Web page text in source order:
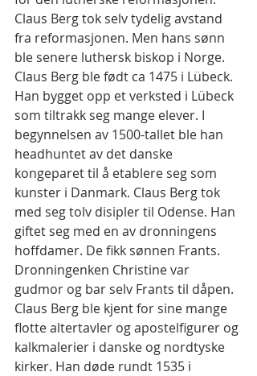
Claus Berg tok selv tydelig avstand
fra reformasjonen. Men hans sønn
ble senere luthersk biskop i Norge.
Claus Berg ble født ca 1475 i Lübeck.
Han bygget opp et verksted i Lübeck
som tiltrakk seg mange elever. I
begynnelsen av 1500-tallet ble han
headhuntet av det danske
kongeparet til å etablere seg som
kunster i Danmark. Claus Berg tok
med seg tolv disipler til Odense. Han
giftet seg med en av dronningens
hoffdamer. De fikk sønnen Frants.
Dronningenken Christine var
gudmor og bar selv Frants til dåpen.
Claus Berg ble kjent for sine mange
flotte altertavler og apostelfigurer og
kalkmalerier i danske og nordtyske
kirker. Han døde rundt 1535 i